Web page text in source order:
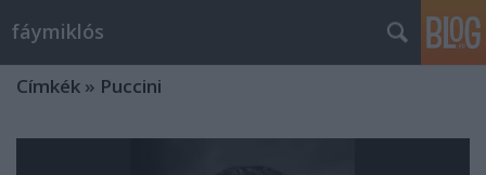
fáymiklós
Címkék » Puccini